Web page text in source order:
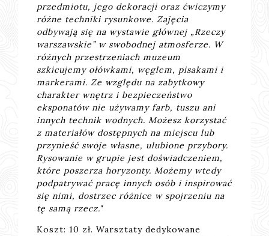
przedmiotu, jego dekoracji oraz ćwiczymy
różne techniki rysunkowe. Zajęcia
odbywają się na wystawie głównej „Rzeczy
warszawskie” w swobodnej atmosferze. W
różnych przestrzeniach muzeum
szkicujemy ołówkami, węglem, pisakami i
markerami. Ze względu na zabytkowy
charakter wnętrz i bezpieczeństwo
eksponatów nie używamy farb, tuszu ani
innych technik wodnych. Możesz korzystać
z materiałów dostępnych na miejscu lub
przynieść swoje własne, ulubione przybory.
Rysowanie w grupie jest doświadczeniem,
które poszerza horyzonty. Możemy wtedy
podpatrywać pracę innych osób i inspirować
się nimi, dostrzec różnice w spojrzeniu na
tę samą rzecz."
Koszt: 10 zł. Warsztaty dedykowane